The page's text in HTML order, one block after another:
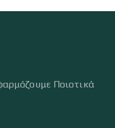
Ποιοτικά